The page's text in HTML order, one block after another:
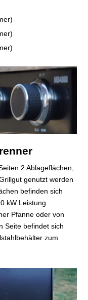
2 Ablageflächen,
genutzt werden
befinden sich
kW Leistung
Pfanne oder von
Seite befindet sich
zum